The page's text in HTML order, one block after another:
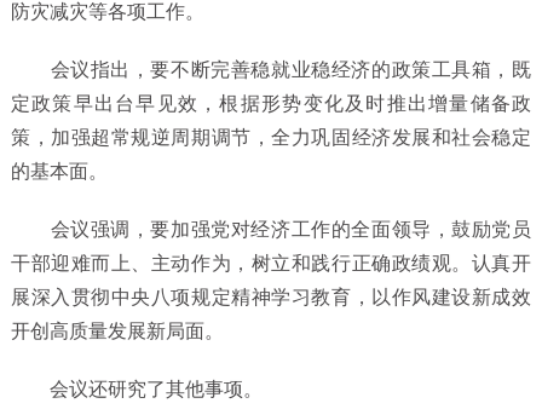
防灾减灾等各项工作。
会议指出，要不断完善稳就业稳经济的政策工具箱，既
定政策早出台早见效，根据形势变化及时推出增量储备政
策，加强超常规逆周期调节，全力巩固经济发展和社会稳定
的基本面。
会议强调，要加强党对经济工作的全面领导，鼓励党员
干部迎难而上、主动作为，树立和践行正确政绩观。认真开
展深入贯彻中央八项规定精神学习教育，以作风建设新成效
开创高质量发展新局面。
会议还研究了其他事项。